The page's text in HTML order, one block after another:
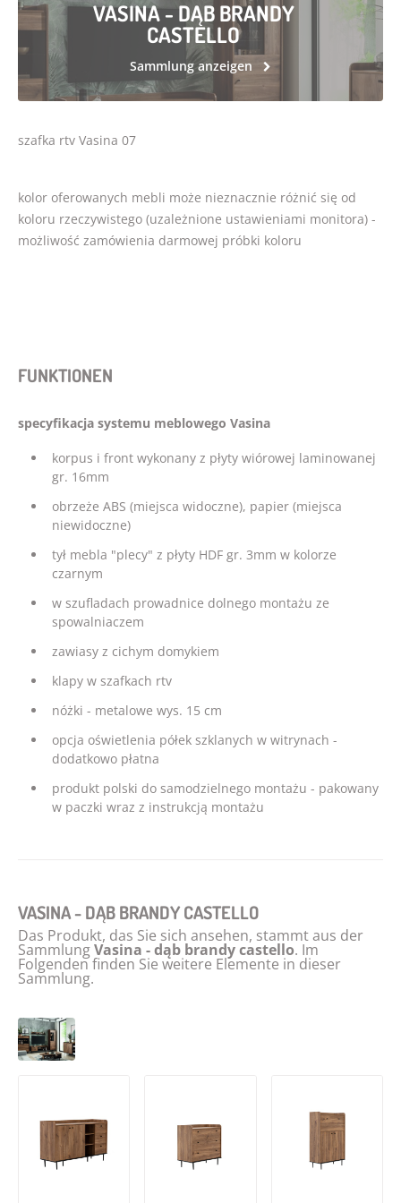
VASINA - DĄB BRANDY
CASTELLO
Sammlung anzeigen
szafka rtv Vasina 07
kolor oferowanych mebli może nieznacznie różnić się od
koloru rzeczywistego (uzależnione ustawieniami monitora) -
możliwość zamówienia darmowej próbki koloru
FUNKTIONEN
specyfikacja systemu meblowego Vasina
korpus i front wykonany z płyty wiórowej laminowanej
gr. 16mm
obrzeże ABS (miejsca widoczne), papier (miejsca
niewidoczne)
tył mebla "plecy" z płyty HDF gr. 3mm w kolorze
czarnym
w szufladach prowadnice dolnego montażu ze
spowalniaczem
zawiasy z cichym domykiem
klapy w szafkach rtv
nóżki - metalowe wys. 15 cm
opcja oświetlenia półek szklanych w witrynach -
dodatkowo płatna
produkt polski do samodzielnego montażu - pakowany
w paczki wraz z instrukcją montażu
VASINA - DĄB BRANDY CASTELLO
Das Produkt, das Sie sich ansehen, stammt aus der
SammlungVasina - dąb brandy castello. Im
Folgenden finden Sie weitere Elemente in dieser
Sammlung.